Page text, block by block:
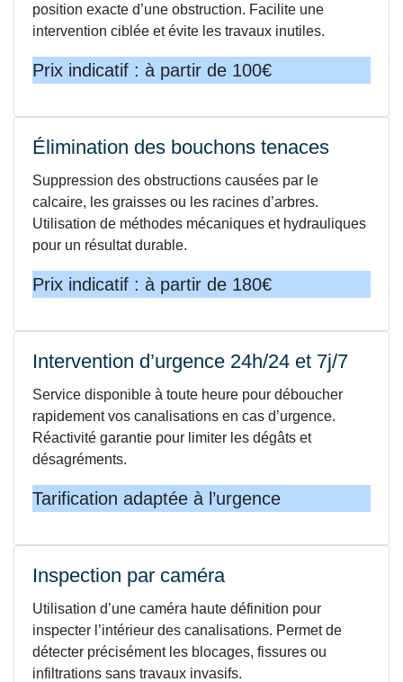
position exacte d’une obstruction. Facilite une
intervention ciblée et évite les travaux inutiles.
Prix indicatif : à partir de 100€
Élimination des bouchons tenaces
Suppression des obstructions causées par le
calcaire, les graisses ou les racines d’arbres.
Utilisation de méthodes mécaniques et hydrauliques
pour un résultat durable.
Prix indicatif : à partir de 180€
Intervention d’urgence 24h/24 et 7j/7
Service disponible à toute heure pour déboucher
rapidement vos canalisations en cas d’urgence.
Réactivité garantie pour limiter les dégâts et
désagréments.
Tarification adaptée à l’urgence
Inspection par caméra
Utilisation d’une caméra haute définition pour
inspecter l’intérieur des canalisations. Permet de
détecter précisément les blocages, fissures ou
infiltrations sans travaux invasifs.